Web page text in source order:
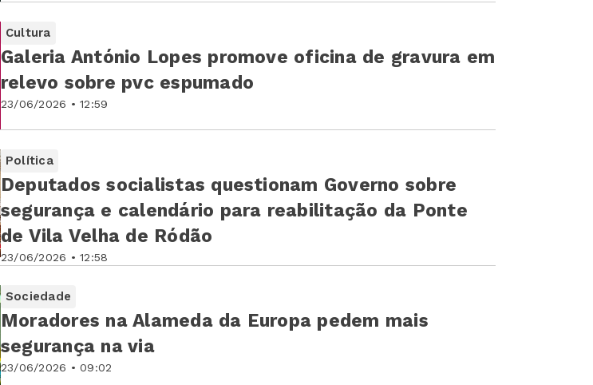
Cultura
23/06/2026 • 12:59
Galeria António Lopes promove oficina de gravura em
relevo sobre pvc espumado
Política
23/06/2026 • 12:58
Deputados socialistas questionam Governo sobre
segurança e calendário para reabilitação da Ponte
de Vila Velha de Ródão
Sociedade
23/06/2026 • 09:02
Moradores na Alameda da Europa pedem mais
segurança na via